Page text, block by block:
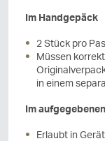
Im Handgepäck
2 Stück pro
Müssen
in einem
Im
Erlaubt in